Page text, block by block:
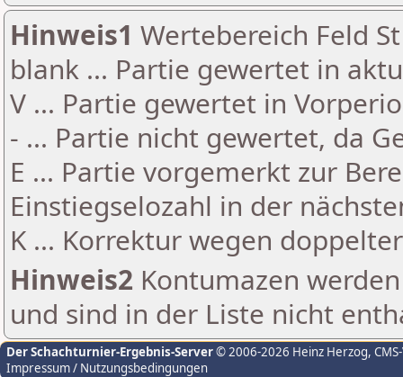
Hinweis1 Wertebereich Feld
blank ... Partie gewertet in
V ... Partie gewertet in
- ... Partie nicht gewertet, da
E ... Partie vorgemerkt zur
Einstiegselozahl in der
K ... Korrektur wegen
Hinweis2 Kontumazen
und sind in der Liste nicht
Der Schachturnier-Ergebnis-Server© 2006-2026 Heinz Herzog,
Impressum / Nutzungsbedingungen